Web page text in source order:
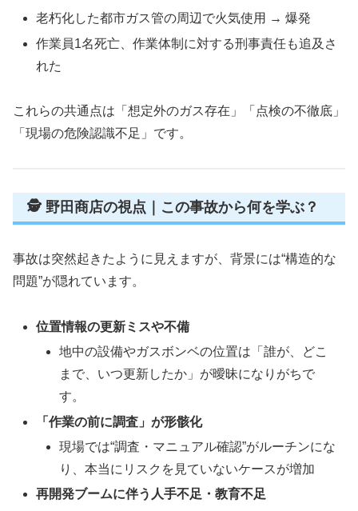
老朽化した都市ガス管の周辺で火気使用 → 爆発
作業員1名死亡、作業体制に対する刑事責任も追及さ
れた
これらの共通点は「想定外のガス存在」「点検の不徹底」
「現場の危険認識不足」です。
🕵️ 野田商店の視点｜この事故から何を学ぶ？
事故は突然起きたように見えますが、背景には“構造的な
問題”が隠れています。
位置情報の更新ミスや不備
地中の設備やガスボンベの位置は「誰が、どこ
まで、いつ更新したか」が曖昧になりがちで
す。
「作業の前に調査」が形骸化
現場では“調査・マニュアル確認”がルーチンにな
り、本当にリスクを見ていないケースが増加
再開発ブームに伴う人手不足・教育不足